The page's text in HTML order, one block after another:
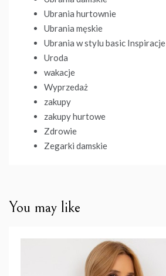
Ubrania hurtownie
Ubrania męskie
Ubrania w stylu basic Inspiracje
Uroda
wakacje
Wyprzedaż
zakupy
zakupy hurtowe
Zdrowie
Zegarki damskie
You may like